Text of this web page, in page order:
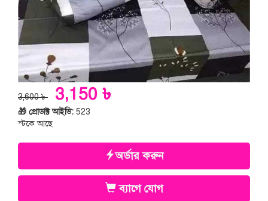
3,600 ৳ 3,150 ৳
🎁 প্রোডাক্ট আইডি: 523
স্টকে আছে
অর্ডার করুন
ব্যাগে যোগ